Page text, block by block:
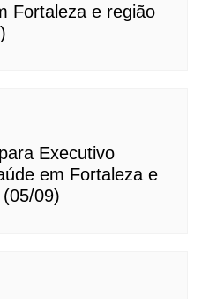
Fortaleza e região
Executivo
em Fortaleza e
09)